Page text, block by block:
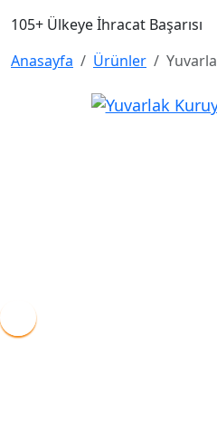
105+ Ülkeye İhracat Başarısı
Anasayfa
Ürünler